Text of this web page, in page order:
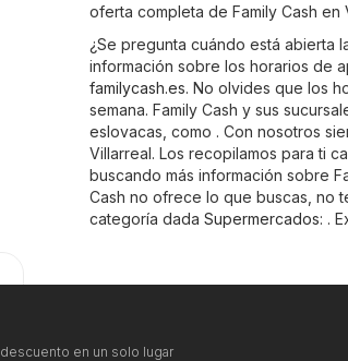
oferta completa de Family Cash en
¿Se pregunta cuándo está abierta
información sobre los horarios de
familycash.es. No olvides que los
semana. Family Cash y sus
eslovacas, como . Con nosotros
Villarreal. Los recopilamos para ti
buscando más información sobre
Cash no ofrece lo que buscas, no
categoría dada Supermercados: .
en un solo lugar